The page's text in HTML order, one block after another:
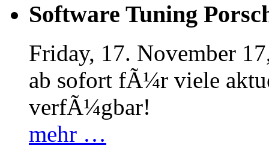
Software Tuning
Friday, 17. November
ab sofort fÃ¼r viele
verfÃ¼gbar!
mehr …